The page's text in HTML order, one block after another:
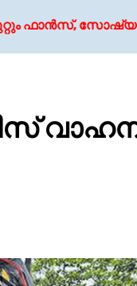
മീഡിയ
വാഹനം